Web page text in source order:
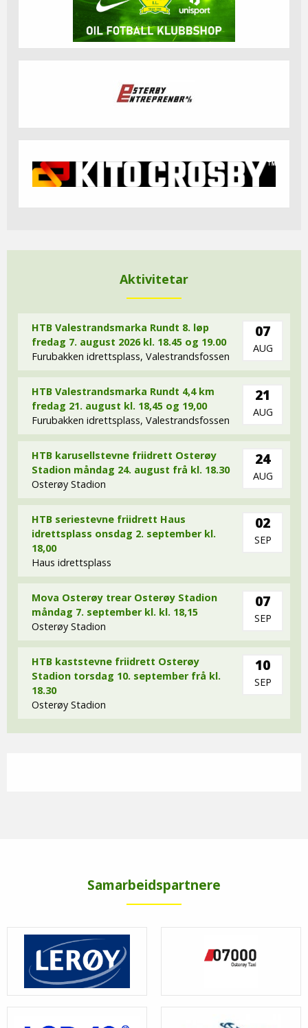
Aktivitetar
HTB Valestrandsmarka Rundt 8. løp
fredag 7. august 2026 kl. 18.45 og 19.00
Furubakken idrettsplass, Valestrandsfossen
07
AUG
HTB Valestrandsmarka Rundt 4,4 km
fredag 21. august kl. 18,45 og 19,00
Furubakken idrettsplass, Valestrandsfossen
21
AUG
HTB karusellstevne friidrett Osterøy
Stadion måndag 24. august frå kl. 18.30
Osterøy Stadion
24
AUG
HTB seriestevne friidrett Haus
idrettsplass onsdag 2. september kl.
18,00
Haus idrettsplass
02
SEP
Mova Osterøy trear Osterøy Stadion
måndag 7. september kl. kl. 18,15
Osterøy Stadion
07
SEP
HTB kaststevne friidrett Osterøy
Stadion torsdag 10. september frå kl.
18.30
Osterøy Stadion
10
SEP
Samarbeidspartnere